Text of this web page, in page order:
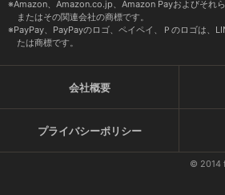
Amazon、Amazon.co.jp、Amazon Payおよびそれ
またはその関連会社の商標です。
PayPay、PayPayのロゴ、ペイペイ、Ｐのロゴは、
たは商標です。
会社概要
プライバシーポリシー
© 2014